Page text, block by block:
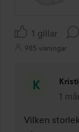
1 gillar
985 visningar
1
Vilken